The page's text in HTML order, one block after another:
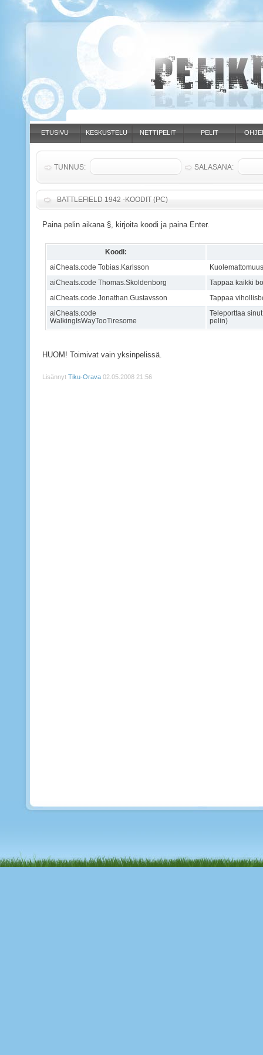
ETUSIVU KESKUSTELU NETTIPELIT PELIT
BATTLEFIELD 1942 -KOODIT (PC)
Paina pelin aikana §, kirjoita koodi ja paina Enter.
Koodi:
aiCheats.code Tobias.Karlsson
Kuolemattomuus
aiCheats.code Thomas.Skoldenborg
Tappaa kaikki
aiCheats.code Jonathan.Gustavsson
Tappaa
aiCheats.code
WalkingIsWayTooTiresome
Teleporttaa
pelin)
HUOM! Toimivat vain yksinpelissä.
Lisännyt Tiku-Orava 02.05.2008 21:56
TUNNUS: SALASANA: